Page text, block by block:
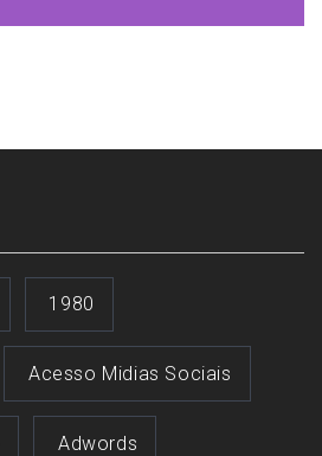
1980
Acesso Midias Sociais
Adwords